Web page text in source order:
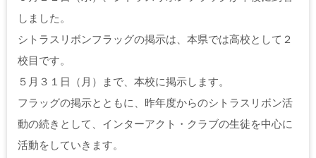
しました。
シトラスリボンフラッグの掲示は、本県では高校として２
校目です。
５月３１日（月）まで、本校に掲示します。
フラッグの掲示とともに、昨年度からのシトラスリボン活
動の続きとして、インターアクト・クラブの生徒を中心に
活動をしていきます。